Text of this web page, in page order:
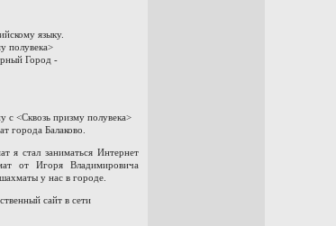
языку.
полувека>
Город -
с <Сквозь призму полувека>
города Балаково.
я стал заниматься Интернет
от Игоря Владимировича
у нас в городе.
сайт в сети